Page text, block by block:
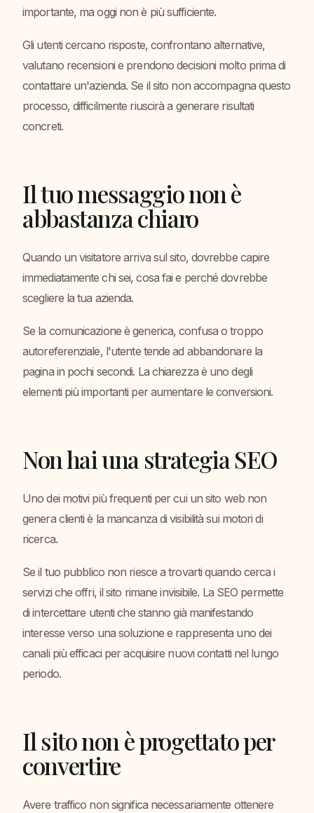
importante, ma oggi non è più sufficiente.
Gli utenti cercano risposte, confrontano alternative,
valutano recensioni e prendono decisioni molto prima di
contattare un'azienda. Se il sito non accompagna questo
processo, difficilmente riuscirà a generare risultati
concreti.
Il tuo messaggio non è
abbastanza chiaro
Quando un visitatore arriva sul sito, dovrebbe capire
immediatamente chi sei, cosa fai e perché dovrebbe
scegliere la tua azienda.
Se la comunicazione è generica, confusa o troppo
autoreferenziale, l'utente tende ad abbandonare la
pagina in pochi secondi. La chiarezza è uno degli
elementi più importanti per aumentare le conversioni.
Non hai una strategia SEO
Uno dei motivi più frequenti per cui un sito web non
genera clienti è la mancanza di visibilità sui motori di
ricerca.
Se il tuo pubblico non riesce a trovarti quando cerca i
servizi che offri, il sito rimane invisibile. La SEO permette
di intercettare utenti che stanno già manifestando
interesse verso una soluzione e rappresenta uno dei
canali più efficaci per acquisire nuovi contatti nel lungo
periodo.
Il sito non è progettato per
convertire
Avere traffico non significa necessariamente ottenere